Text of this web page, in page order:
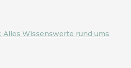
Alles Wissenswerte rund ums